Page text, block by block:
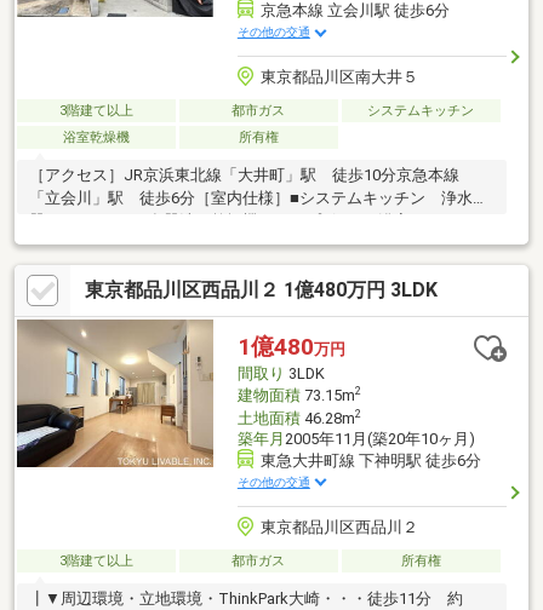
京急本線 立会川駅 徒歩6分
その他の交通
東京都品川区南大井５
3階建て以上 都市ガス
システムキッチン
浴室乾燥機
所有権
［アクセス］JR京浜東北線「大井町」駅 徒歩10分京急本線
「立会川」駅 徒歩6分［室内仕様］■システムキッチン 浄水
ズ） LIXIL Ariseシリーズ 浴室乾燥機■節水トイレ■制振装置
GVA
東京都品川区西品川２ 1億480万円 3LDK
1億480万円
間取り 3LDK
建物面積73.15m2
土地面積46.28m2
築年月 2005年11月(築20年10ヶ月)
東急大井町線 下神明駅 徒歩6分
その他の交通
東京都品川区西品川２
3階建て以上 都市ガス 所有権
┃▼周辺環境・立地環境・ThinkPark大崎・・・徒歩11分 約